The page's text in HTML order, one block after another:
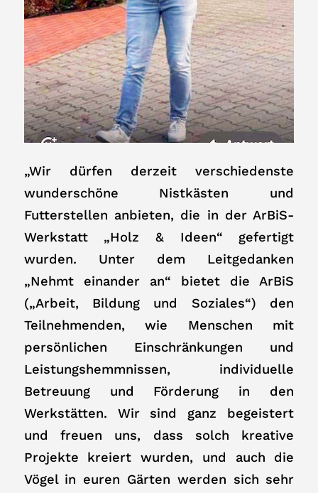
„Wir dürfen derzeit verschiedenste
wunderschöne Nistkästen und
Futterstellen anbieten, die in der ArBiS-
Werkstatt „Holz & Ideen“ gefertigt
wurden. Unter dem Leitgedanken
„Nehmt einander an“ bietet die ArBiS
(„Arbeit, Bildung und Soziales“) den
Teilnehmenden, wie Menschen mit
persönlichen Einschränkungen und
Leistungshemmnissen, individuelle
Betreuung und Förderung in den
Werkstätten. Wir sind ganz begeistert
und freuen uns, dass solch kreative
Projekte kreiert wurden, und auch die
Vögel in euren Gärten werden sich sehr